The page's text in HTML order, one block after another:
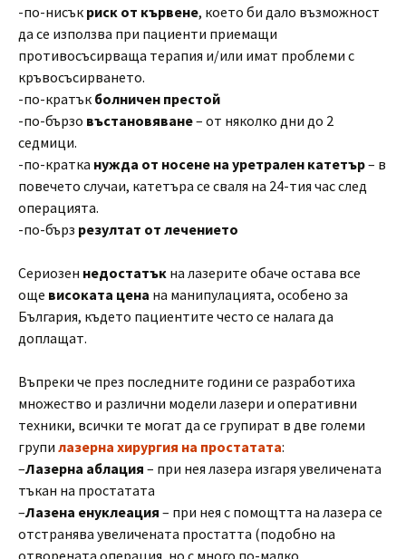
-по-нисък риск от кървене, което би дало възможност
да се използва при пациенти приемащи
противосъсирваща терапия и/или имат проблеми с
кръвосъсирването.
-по-кратък болничен престой
-по-бързо въстановяване– от няколко дни до 2
седмици.
-по-кратка нужда от носене на уретрален катетър– в
повечето случаи, катетъра се сваля на 24-тия час след
операцията.
-по-бърз резултат от лечението
Сериозен недостатък на лазерите обаче остава все
още високата цена на манипулацията, особено за
България, където пациентите често се налага да
доплащат.
Въпреки че през последните години се разработиха
множество и различни модели лазери и оперативни
техники, всички те могат да се групират в две големи
групи лазерна хирургия на простатата:
–Лазерна аблация – при нея лазера изгаря увеличената
тъкан на простатата
–Лазена енуклеация – при нея с помощтта на лазера се
отстранява увеличената простатта (подобно на
отворената операция, но с много по-малко